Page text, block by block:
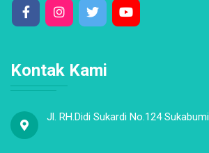
Kontak Kami
Jl. RH.Didi Sukardi No.124 Sukabumi